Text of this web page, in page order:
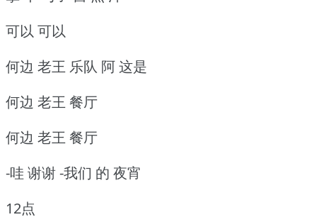
可以 可以
何边 老王 乐队 阿 这是
何边 老王 餐厅
何边 老王 餐厅
-哇 谢谢 -我们 的 夜宵
12点